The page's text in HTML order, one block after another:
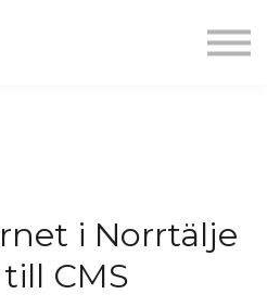
i Norrtälje
CMS